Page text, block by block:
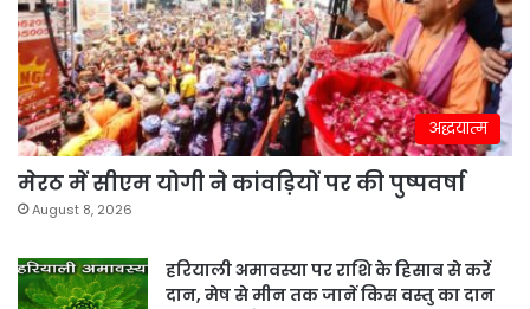
अद्धयात्म
मेरठ में सीएम योगी ने कांवड़ियों पर की पुष्पवर्षा
August 8, 2026
हरियाली अमावस्या पर राशि के हिसाब से करें
दान, मेष से मीन तक जानें किस वस्तु का दान